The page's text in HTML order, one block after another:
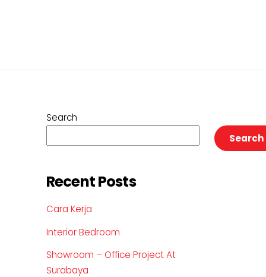
Search
Search
Recent Posts
Cara Kerja
Interior Bedroom
Showroom – Office Project At
Surabaya